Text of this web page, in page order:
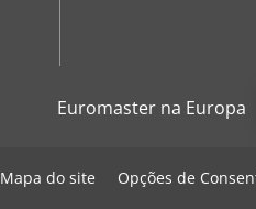
Euromaster na Europa
Mapa do site Opções de